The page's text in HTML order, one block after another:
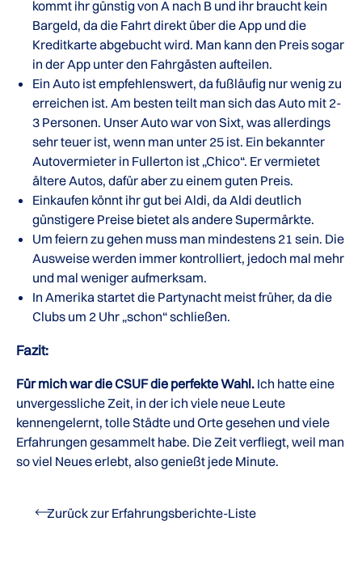
kommt ihr günstig von A nach B und ihr braucht kein
Bargeld, da die Fahrt direkt über die App und die
Kreditkarte abgebucht wird. Man kann den Preis sogar
in der App unter den Fahrgästen aufteilen.
Ein Auto ist empfehlenswert, da fußläufig nur wenig zu
erreichen ist. Am besten teilt man sich das Auto mit 2-
3 Personen. Unser Auto war von Sixt, was allerdings
sehr teuer ist, wenn man unter 25 ist. Ein bekannter
Autovermieter in Fullerton ist „Chico“. Er vermietet
ältere Autos, dafür aber zu einem guten Preis.
Einkaufen könnt ihr gut bei Aldi, da Aldi deutlich
günstigere Preise bietet als andere Supermärkte.
Um feiern zu gehen muss man mindestens 21 sein. Die
Ausweise werden immer kontrolliert, jedoch mal mehr
und mal weniger aufmerksam.
In Amerika startet die Partynacht meist früher, da die
Clubs um 2 Uhr „schon“ schließen.
Fazit:
Für mich war die CSUF die perfekte Wahl. Ich hatte eine
unvergessliche Zeit, in der ich viele neue Leute
kennengelernt, tolle Städte und Orte gesehen und viele
Erfahrungen gesammelt habe. Die Zeit verfliegt, weil man
so viel Neues erlebt, also genießt jede Minute.
Zurück zur Erfahrungsberichte-Liste